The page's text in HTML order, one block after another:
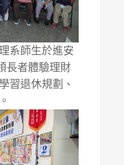
系師生於進安
長者體驗理財
習退休規劃、